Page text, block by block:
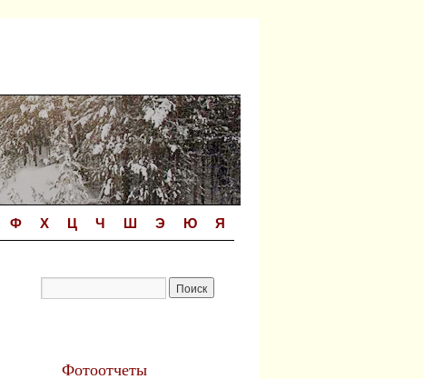
Ф Х Ц Ч Ш Э Ю Я
Фотоотчеты